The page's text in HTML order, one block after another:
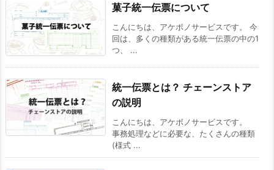
菓子統一伝票について
こんにちは、アケボノサービスです。 今
回は、多くの種類がある統一伝票の中の1
つ、 ...
統一伝票とは？ チェーンストア
の説明
こんにちは、アケボノサービスです。
事務処理などに必要な、たくさんの種類
(様式 ...